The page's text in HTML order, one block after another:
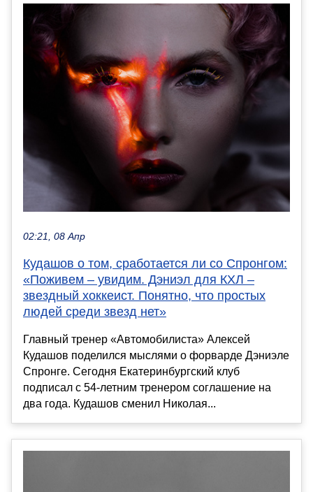
02:21, 08 Апр
Кудашов о том, сработается ли со Спронгом:
«Поживем – увидим. Дэниэл для КХЛ –
звездный хоккеист. Понятно, что простых
людей среди звезд нет»
Главный тренер «Автомобилиста» Алексей
Кудашов поделился мыслями о форварде Дэниэле
Спронге. Сегодня Екатеринбургский клуб
подписал с 54-летним тренером соглашение на
два года. Кудашов сменил Николая...